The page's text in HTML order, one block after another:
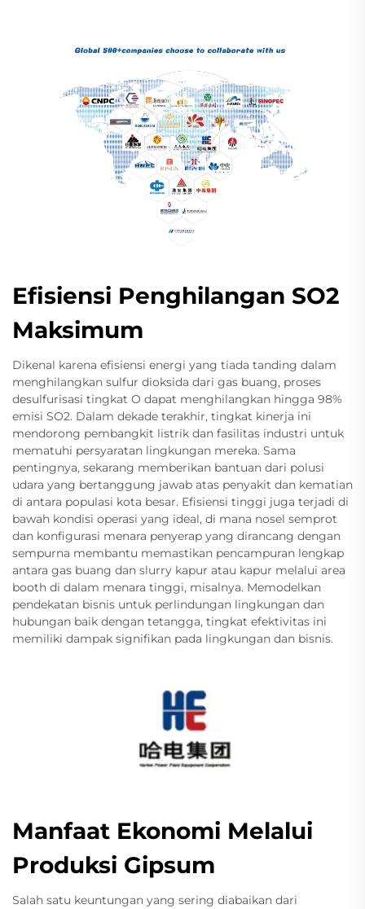
Efisiensi Penghilangan SO2
Maksimum
Dikenal karena efisiensi energi yang tiada tanding dalam
menghilangkan sulfur dioksida dari gas buang, proses
desulfurisasi tingkat O dapat menghilangkan hingga 98%
emisi SO2. Dalam dekade terakhir, tingkat kinerja ini
mendorong pembangkit listrik dan fasilitas industri untuk
mematuhi persyaratan lingkungan mereka. Sama
pentingnya, sekarang memberikan bantuan dari polusi
udara yang bertanggung jawab atas penyakit dan kematian
di antara populasi kota besar. Efisiensi tinggi juga terjadi di
bawah kondisi operasi yang ideal, di mana nosel semprot
dan konfigurasi menara penyerap yang dirancang dengan
sempurna membantu memastikan pencampuran lengkap
antara gas buang dan slurry kapur atau kapur melalui area
booth di dalam menara tinggi, misalnya. Memodelkan
pendekatan bisnis untuk perlindungan lingkungan dan
hubungan baik dengan tetangga, tingkat efektivitas ini
memiliki dampak signifikan pada lingkungan dan bisnis.
Manfaat Ekonomi Melalui
Produksi Gipsum
Salah satu keuntungan yang sering diabaikan dari